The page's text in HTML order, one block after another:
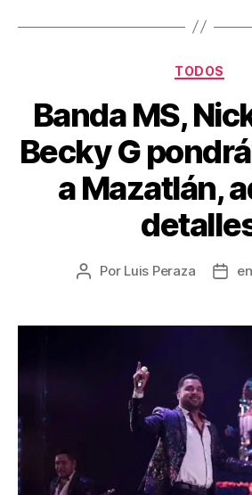
TODOS
Banda MS,
Becky G
a Mazatlán,
Por Luis Peraza